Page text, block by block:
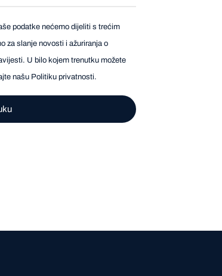
podatke nećemo dijeliti s trećim
za slanje novosti i ažuriranja o
U bilo kojem trenutku možete
našu Politiku privatnosti.